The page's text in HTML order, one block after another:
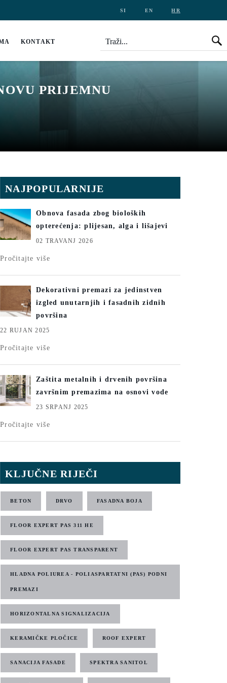
SI EN HR
Traži
KONTAKT
PRIJEMNU
NAJPOPULARNIJE
Obnova fasada zbog bioloških
opterećenja: plijesan, alga i lišajevi
02 TRAVANJ 2026
Pročitajte više
Dekorativni premazi za jedinstven
izgled unutarnjih i fasadnih zidnih
površina
22 RUJAN 2025
Pročitajte više
Zaštita metalnih i drvenih površina
završnim premazima na osnovi vode
23 SRPANJ 2025
Pročitajte više
KLJUČNE RIJEČI
BETON DRVO FASADNA BOJA
FLOOR EXPERT PAS 311 HE
FLOOR EXPERT PAS TRANSPARENT
HLADNA POLIUREA - POLIASPARTATNI (PAS) PODNI
PREMAZI
HORIZONTALNA SIGNALIZACIJA
KERAMIČKE PLOČICE ROOF EXPERT
SANACIJA FASADE SPEKTRA SANITOL